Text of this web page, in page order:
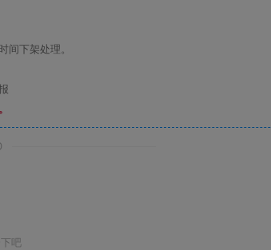
下架处理。
吧